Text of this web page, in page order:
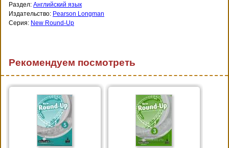
Раздел: Английский язык
Издательство: Pearson Longman
Серия: New Round-Up
Рекомендуем посмотреть